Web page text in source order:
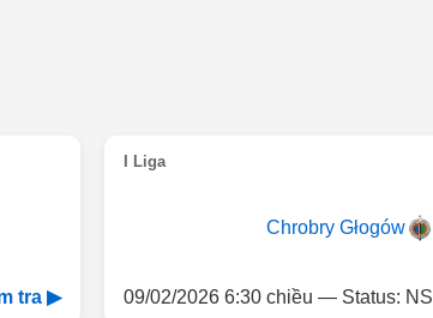
tra ▶
I Liga
Chrobry Głogów
09/02/2026 6:30 chiều — Status: NS